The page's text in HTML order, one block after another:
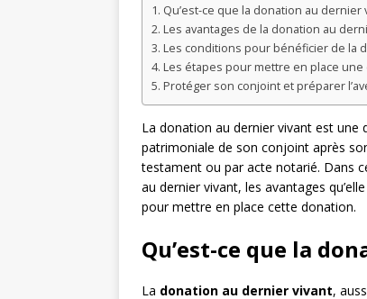
Qu’est-ce que la donation au dernier
Les avantages de la donation au
Les conditions pour bénéficier de la
Les étapes pour mettre en place
Protéger son conjoint et préparer
La donation au dernier vivant est une
patrimoniale de son conjoint après
testament ou par acte notarié. Dans
au dernier vivant, les avantages
pour mettre en place cette donation.
Qu’est-ce que la
La donation au dernier vivant,